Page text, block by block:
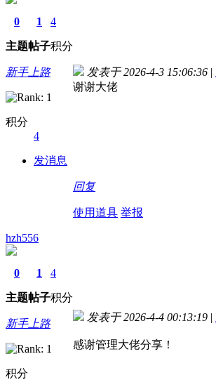
0
主题
1
帖子
4
积分
新手上路
积分
4
发消息
发表于 2026-4-3 15:06:36 |
谢谢大佬
回复
使用道具 举报
hzh556
0
主题
1
帖子
4
积分
新手上路
积分
发表于 2026-4-4 00:13:19 |
感谢管理大佬分享！